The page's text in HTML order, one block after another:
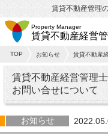
賃貸不動産管理
Property Manager
賃貸不動産経営
TOP お知らせ 賃貸不動産
賃貸不動産経営管理
お問い合せについて
お知らせ